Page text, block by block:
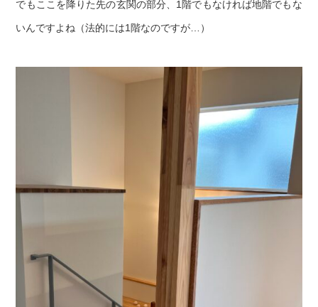
でもここを降りた先の玄関の部分、1階でもなければ地階でもな
いんですよね（法的には1階なのですが…）